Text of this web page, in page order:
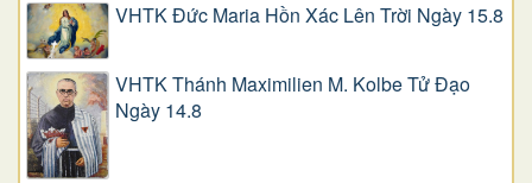
VHTK Đức Maria Hồn Xác Lên Trời Ngày 15.8
VHTK Thánh Maximilien M. Kolbe Tử Đạo
Ngày 14.8